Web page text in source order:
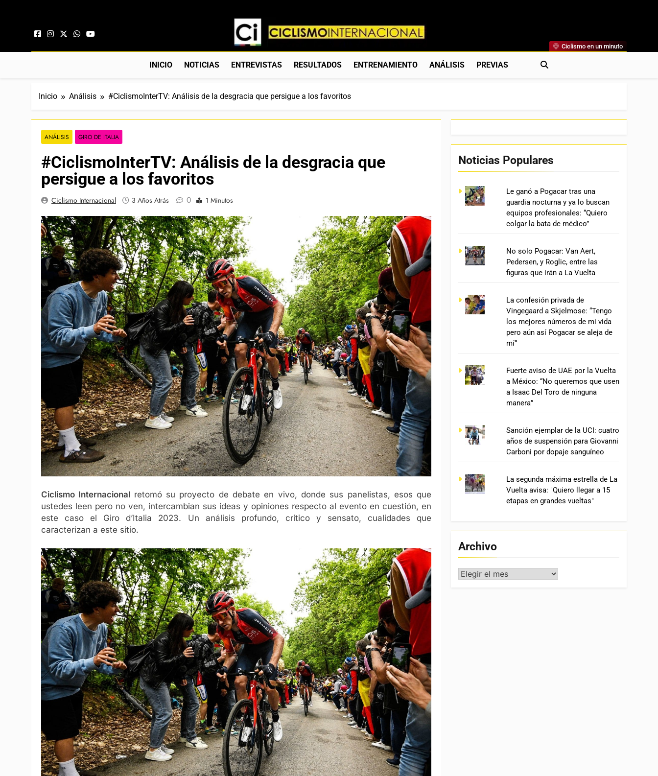
Ciclismo Internacional
Web Dedicada Al Ciclismo Mundial. Entrevistas, Análisis, Crónicas, Previas Y Más. La Web Ciclista De Referencia.
Ciclismo en un minuto
INICIO NOTICIAS ENTREVISTAS RESULTADOS ENTRENAMIENTO ANÁLISIS PREVIAS
Inicio Análisis #CiclismoInterTV: Análisis de la desgracia que persigue a los favoritos
ANÁLISIS GIRO DE ITALIA
#CiclismoInterTV: Análisis de la desgracia que
persigue a los favoritos
Ciclismo Internacional 3 Años Atrás 0 1 Minutos
Ciclismo Internacional retomó su proyecto de debate en vivo, donde sus panelistas, esos que
ustedes leen pero no ven, intercambian sus ideas y opiniones respecto al evento en cuestión, en
este caso el Giro d’Italia 2023. Un análisis profundo, crítico y sensato, cualidades que
caracterizan a este sitio.
Noticias Populares
Le ganó a Pogacar tras una
guardia nocturna y ya lo buscan
equipos profesionales: “Quiero
colgar la bata de médico”
No solo Pogacar: Van Aert,
Pedersen, y Roglic, entre las
figuras que irán a La Vuelta
La confesión privada de
Vingegaard a Skjelmose: “Tengo
los mejores números de mi vida
pero aún así Pogacar se aleja de
mí”
Fuerte aviso de UAE por la Vuelta
a México: “No queremos que usen
a Isaac Del Toro de ninguna
manera”
Sanción ejemplar de la UCI: cuatro
años de suspensión para Giovanni
Carboni por dopaje sanguíneo
La segunda máxima estrella de La
Vuelta avisa: "Quiero llegar a 15
etapas en grandes vueltas"
Archivo
Archivo